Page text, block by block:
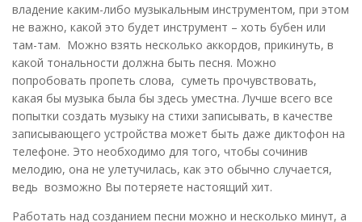
владение каким-либо музыкальным инструментом, при этом
не важно, какой это будет инструмент – хоть бубен или
там-там. Можно взять несколько аккордов, прикинуть, в
какой тональности должна быть песня. Можно
попробовать пропеть слова, суметь прочувствовать,
какая бы музыка была бы здесь уместна. Лучше всего все
попытки создать музыку на стихи записывать, в качестве
записывающего устройства может быть даже диктофон на
телефоне. Это необходимо для того, чтобы сочинив
мелодию, она не улетучилась, как это обычно случается,
ведь возможно Вы потеряете настоящий хит.
Работать над созданием песни можно и несколько минут, а